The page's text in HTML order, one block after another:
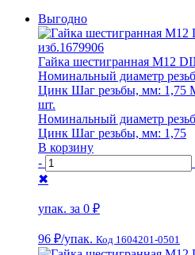
Выгодно
Гайка шестигранная М12
Номинальный диаметр
Цинк Шаг резьбы, мм: 1,75
шт.
Номинальный диаметр
Цинк Шаг резьбы, мм: 1,75
В корзину
-
✖
упак. за 0 ₽
96 ₽/упак. Код 1604201-0501